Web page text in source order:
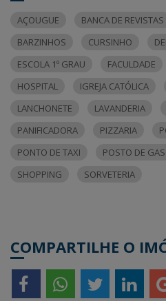
AÇOUGUE BANCA DE REVISTAS
BARZINHOS
CURSINHO
ESCOLA 1º GRAU
FACULDADE
HOSPITAL
IGREJA CATÓLICA
LANCHONETE
LAVANDERIA
PANIFICADORA
PIZZARIA
PONTO DE TAXI
POSTO DE
SHOPPING
SORVETERIA
COMPARTILHE O